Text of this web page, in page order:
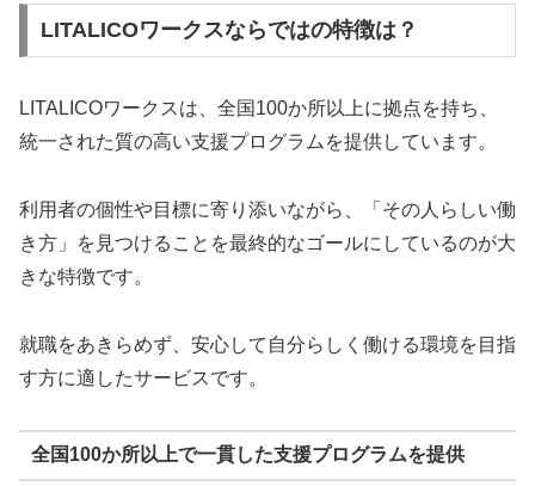
LITALICOワークスならではの特徴は？
LITALICOワークスは、全国100か所以上に拠点を持ち、
統一された質の高い支援プログラムを提供しています。
利用者の個性や目標に寄り添いながら、「その人らしい働
き方」を見つけることを最終的なゴールにしているのが大
きな特徴です。
就職をあきらめず、安心して自分らしく働ける環境を目指
す方に適したサービスです。
全国100か所以上で一貫した支援プログラムを提供